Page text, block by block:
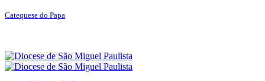
Catequese do Papa